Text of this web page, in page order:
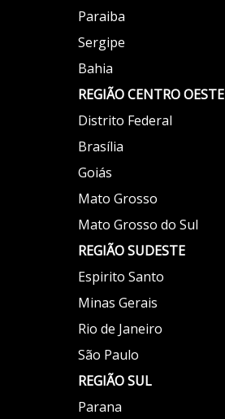
Paraiba
Sergipe
Bahia
REGIÃOCENTRO OESTE
Distrito Federal
Brasília
Goiás
Mato Grosso
Mato Grosso do Sul
REGIÃOSUDESTE
Espirito Santo
Minas Gerais
Rio de Janeiro
São Paulo
REGIÃOSUL
Parana